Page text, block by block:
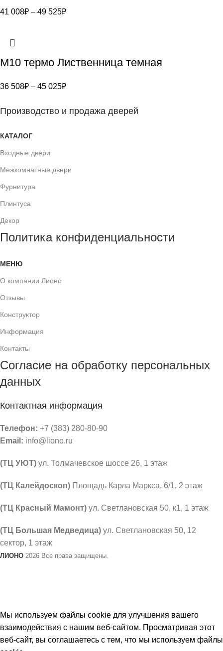
41 008₽ – 49 525₽
M10 термо Лиственница темная
36 508₽ – 45 025₽
Производство и продажа дверей
КАТАЛОГ
Входные двери
Межкомнатные двери
Фурнитура
Плинтуса
Декор
Политика конфиденциальности
МЕНЮ
О компании Лионо
Отзывы
Конструктор
Информация
Контакты
Согласие на обработку персональных
данных
Контактная информация
Телефон: +7 (383) 280-80-90
Email: info@liono.ru
(ТЦ УЮТ) ул. Толмачевское шоссе 2б, 1 этаж
​(​ТЦ Калейдоскоп) Площадь Карла Маркса, 6/1, 2 этаж
(ТЦ Красный Мамонт) ул. Светлановская 50, к1, 1 этаж
(ТЦ Большая Медведица) ул. Светлановская 50, ​12
сектор, 1 этаж
ЛИОНО 2026 Все права защищены.
Мы используем файлы cookie для улучшения вашего
взаимодействия с нашим веб-сайтом. Просматривая этот
веб-сайт, вы соглашаетесь с тем, что мы используем файлы